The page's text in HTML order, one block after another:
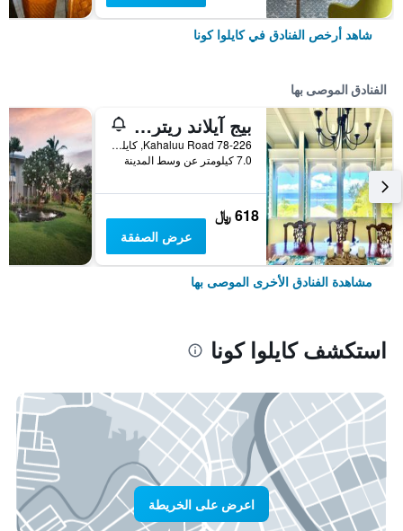
شاهد أرخص الفنادق في كايلوا كونا
الفنادق الموصى بها
بيج آيلاند ريتريت
78-226 Kahaluu Road, كايلوا كونا, الجزيرة الكبيرة، هاواي, HI, الولايات المتحدة الأميريكية
7.0 كيلومتر عن وسط المدينة
618 ﷼
عرض الصفقة
مشاهدة الفنادق الأخرى الموصى بها
استكشف كايلوا كونا
اعرض على الخريطة